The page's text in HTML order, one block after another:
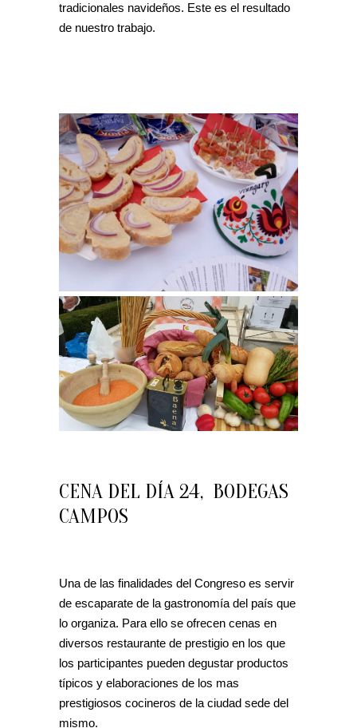
tradicionales navideños. Este es el resultado
de nuestro trabajo.
CENA DEL DÍA 24, BODEGAS
CAMPOS
Una de las finalidades del Congreso es servir
de escaparate de la gastronomía del país que
lo organiza. Para ello se ofrecen cenas en
diversos restaurante de prestigio en los que
los participantes pueden degustar productos
típicos y elaboraciones de los mas
prestigiosos cocineros de la ciudad sede del
mismo.